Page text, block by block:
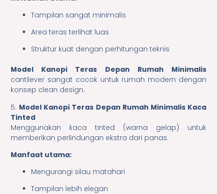
Tampilan sangat minimalis
Area teras terlihat luas
Struktur kuat dengan perhitungan teknis
Model Kanopi Teras Depan Rumah Minimalis
cantilever sangat cocok untuk rumah modern dengan
konsep clean design.
5. Model Kanopi Teras Depan Rumah Minimalis Kaca
Tinted
Menggunakan kaca tinted (warna gelap) untuk
memberikan perlindungan ekstra dari panas.
Manfaat utama:
Mengurangi silau matahari
Tampilan lebih elegan